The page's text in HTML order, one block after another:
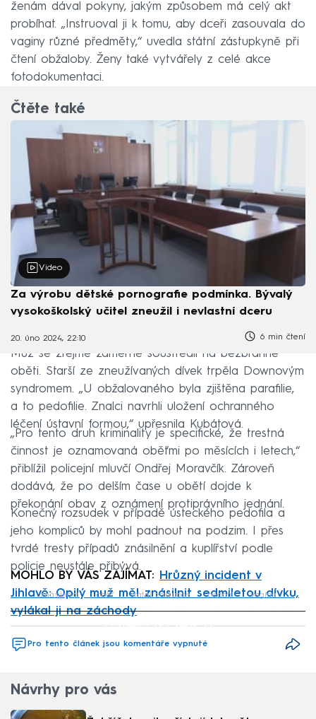
ženám dával pokyny, jakým způsobem má celý akt
probíhat. „Instruoval ji k tomu, aby dceři zasouvala do
vaginy různé předměty,“ uvedla státní zástupkyně při
čtení obžaloby. Ženy také vytvářely z celé akce
fotodokumentaci.
Čtěte také
Video
Za výrobu dětské pornografie podmínka. Bývalý
vysokoškolský učitel zneužil i nevlastní dceru
20. úno 2024, 22:10 6 min čtení
Muž se zřejmě záměrně soustředil na bezbranné
oběti. Starší ze zneužívaných dívek trpěla Downovým
syndromem. „U obžalovaného byla zjištěna parafilie,
a to pedofilie. Znalci navrhli uložení ochranného
léčení ústavní formou,“ upřesnila Kubátová.
„Pro tento druh kriminality je specifické, že trestná
činnost je oznamovaná oběťmi po měsících i letech,“
přiblížil policejní mluvčí Ondřej Moravčík. Zároveň
dodává, že po delším čase u obětí dojde k
překonání obav z oznámení protiprávního jednání.
Konečný rozsudek v případě ústeckého pedofila a
jeho kompliců by mohl padnout na podzim. I přes
tvrdé tresty případů znásilnění a kuplířství podle
policie neustále přibývá.
MOHLO BY VÁS ZAJÍMAT: Hrůzný incident v
Jihlavě: Opilý muž měl znásilnit sedmiletou dívku,
vylákal ji na záchody
Failed to fetch
znásilnění oběť státní zástupce pedofil vagína
Pro tento článek jsou komentáře vypnuté
Návrhy pro vás